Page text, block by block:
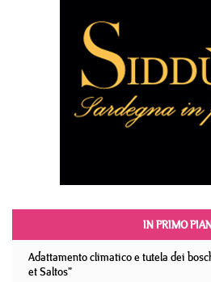
IN PRIMO
Adattamento climatico e tutela dei
et Saltos”